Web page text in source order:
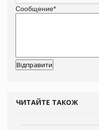
Сообщение*
ЧИТАЙТЕ ТАКОЖ